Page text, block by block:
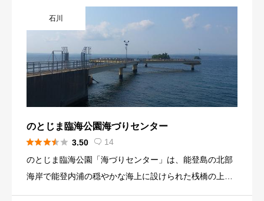
釣りを楽しんでみてください。
石川
のとじま臨海公園海づりセンター
 3.50  14
のとじま臨海公園「海づりセンター」は、能登島の北部
海岸で能登内浦の穏やかな海上に設けられた桟橋の上か